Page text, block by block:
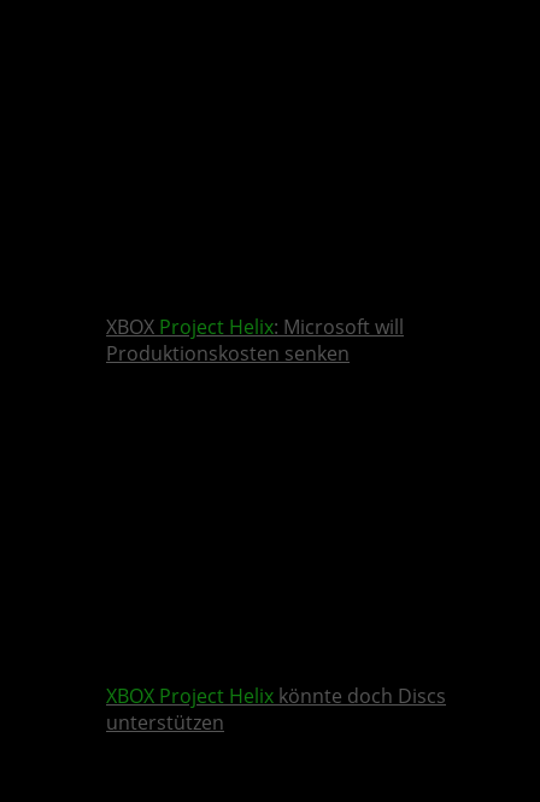
XBOX Project Helix: Microsoft will
Produktionskosten senken
XBOX Project Helix könnte doch Discs
unterstützen